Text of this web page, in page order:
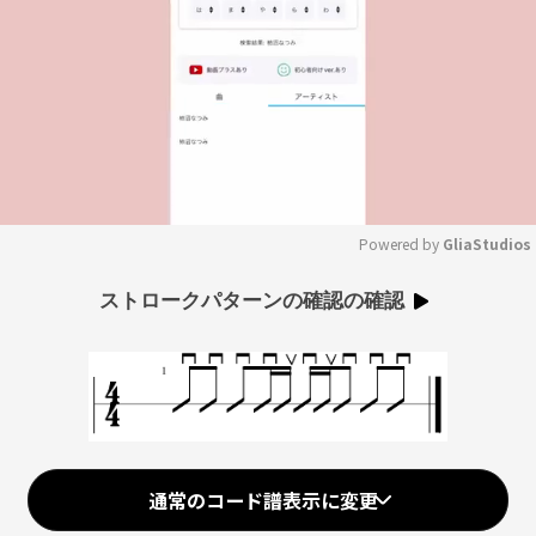
Powered by GliaStudios
ストロークパターンの確認の確認
通常のコード譜表示に変更